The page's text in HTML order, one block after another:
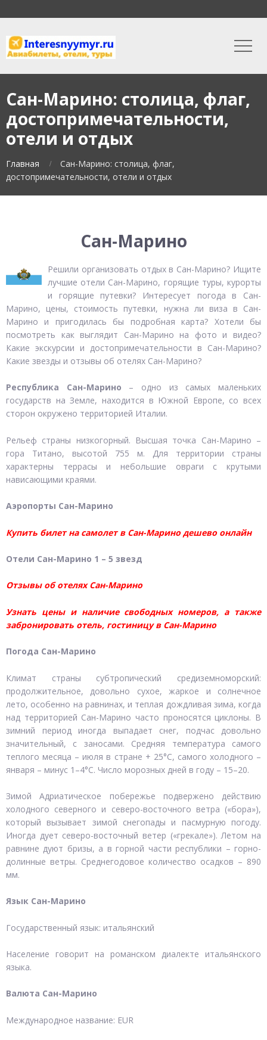
Сан-Марино: столица, флаг,
достопримечательности,
отели и отдых
Главная
Сан-Марино: столица, флаг,
достопримечательности, отели и отдых
Сан-Марино
Решили организовать отдых в Сан-Марино? Ищите
лучшие отели Сан-Марино, горящие туры, курорты
и горящие путевки? Интересует погода в Сан-
Марино, цены, стоимость путевки, нужна ли виза в Сан-
Марино и пригодилась бы подробная карта? Хотели бы
посмотреть как выглядит Сан-Марино на фото и видео?
Какие экскурсии и достопримечательности в Сан-Марино?
Какие звезды и отзывы об отелях Сан-Марино?
Республика Сан-Марино – одно из самых маленьких
государств на Земле, находится в Южной Европе, со всех
сторон окружено территорией Италии.
Рельеф страны низкогорный. Высшая точка Сан-Марино –
гора Титано, высотой 755 м. Для территории страны
характерны террасы и небольшие овраги с крутыми
нависающими краями.
Аэропорты Сан-Марино
Купить билет на самолет в Сан-Марино дешево онлайн
Отели Сан-Марино 1 – 5 звезд
Отзывы об отелях Сан-Марино
Узнать цены и наличие свободных номеров, а также
забронировать отель, гостиницу в Сан-Марино
Погода Сан-Марино
Климат страны субтропический средиземноморский:
продолжительное, довольно сухое, жаркое и солнечное
лето, особенно на равнинах, и теплая дождливая зима, когда
над территорией Сан-Марино часто проносятся циклоны. В
зимний период иногда выпадает снег, подчас довольно
значительный, с заносами. Средняя температура самого
теплого месяца – июля в стране + 25°С, самого холодного –
января – минус 1–4°С. Число морозных дней в году – 15–20.
Зимой Адриатическое побережье подвержено действию
холодного северного и северо-восточного ветра («бора»),
который вызывает зимой снегопады и пасмурную погоду.
Иногда дует северо-восточный ветер («грекале»). Летом на
равнине дуют бризы, а в горной части республики – горно-
долинные ветры. Среднегодовое количество осадков – 890
мм.
Язык Сан-Марино
Государственный язык: итальянский
Население говорит на романском диалекте итальянского
языка.
Валюта Сан-Марино
Международное название: EUR